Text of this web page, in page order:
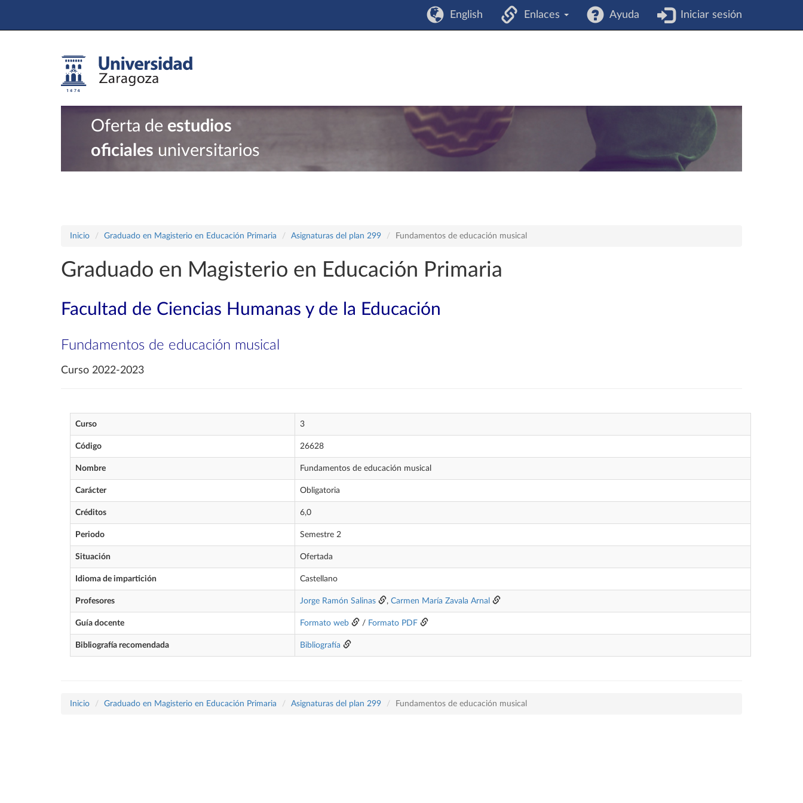
English Enlaces Ayuda Iniciar sesión
Oferta de estudios
oficiales universitarios
Inicio Graduado en Magisterio en Educación Primaria Asignaturas del plan 299 Fundamentos de educación musical
Graduado en Magisterio en Educación Primaria
Facultad de Ciencias Humanas y de la Educación
Fundamentos de educación musical
Curso 2022-2023
Curso 3
Código 26628
Nombre Fundamentos de educación musical
Carácter Obligatoria
Créditos 6,0
Periodo Semestre 2
Situación Ofertada
Idioma de impartición Castellano
Profesores Jorge Ramón Salinas , Carmen María Zavala Arnal
Guía docente Formato web / Formato PDF
Bibliografía recomendada Bibliografía
Inicio Graduado en Magisterio en Educación Primaria Asignaturas del plan 299 Fundamentos de educación musical